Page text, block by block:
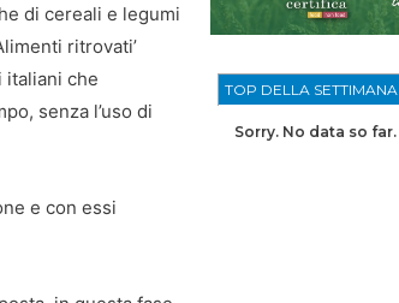
di cereali e legumi
ritrovati’
italiani che
senza l’uso di
e con essi
TOP DELLA SETTIMANA
Sorry. No data so far.